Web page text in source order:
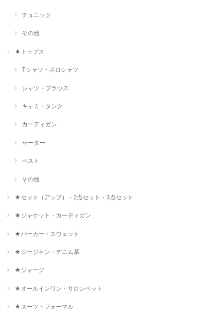
チュニック
その他
★トップス
Tシャツ・ポロシャツ
シャツ・ブラウス
キャミ・タンク
カーディガン
セーター
ベスト
その他
★セット（アップ）・2点セット・3点セット
★ジャケット・カーディガン
★パーカー・スウェット
★ジージャン・デニム系
★ジャージ
★オールインワン・サロンペット
★スーツ・フォーマル